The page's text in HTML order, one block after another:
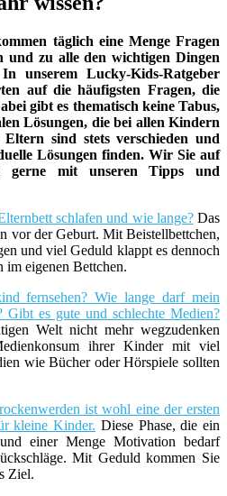
täglich eine Menge Fragen
und zu alle den wichtigen Dingen
unserem Lucky-Kids-Ratgeber
auf die häufigsten Fragen, die
gibt es thematisch keine Tabus,
Lösungen, die bei allen Kindern
sind stets verschieden und
Lösungen finden. Wir Sie auf
gerne mit unseren Tipps und
schlafen und wie lange?Das
vor der Geburt. Mit Beistellbettchen,
und viel Geduld klappt es dennoch
im eigenen Bettchen.
fernsehen? Wie lange darf mein
Gibt es gute und schlechte Medien?
Welt nicht mehr wegzudenken
ihrer Kinder mit viel
wie Bücher oder Hörspiele sollten
ist wohl eine der ersten
kleine Kinder. Diese Phase, die ein
und einer Menge Motivation bedarf
Mit Geduld kommen Sie
Ziel.